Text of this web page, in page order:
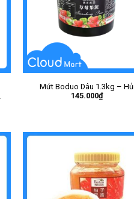
Mứt Boduo Dâu 1.3kg – Hủ
145.000₫